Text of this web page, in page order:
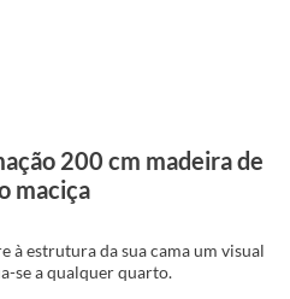
200 cm madeira de
maciça
à estrutura da sua cama um visual
se a qualquer quarto.